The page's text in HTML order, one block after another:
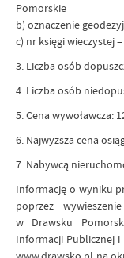
Pomorskie
b) oznaczenie
c) nr księgi wieczystej
3. Liczba osób
4. Liczba osób
5. Cena wywoławcza:
6. Najwyższa cena
7. Nabywcą
Informację o wyniku
poprzez
w Drawsku
Informacji Publicznej